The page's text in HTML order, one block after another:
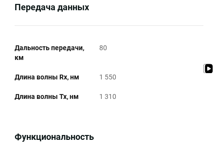
Передача данных
Дальность передачи,
км
80
Длина волны Rx, нм 1 550
Длина волны Tx, нм 1 310
Функциональность